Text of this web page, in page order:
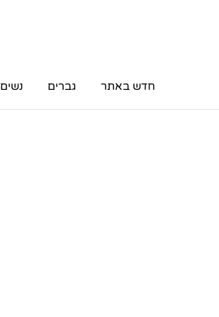
חדש באתר גברים נשים